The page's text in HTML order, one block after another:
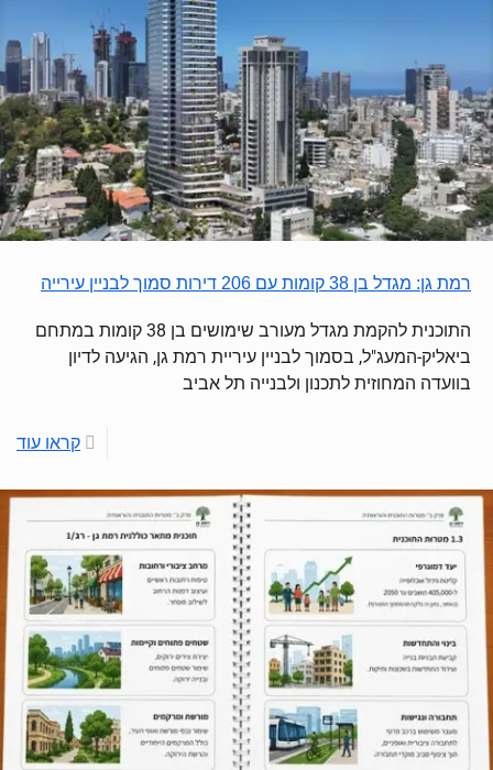
רמת גן: מגדל בן 38 קומות עם 206 דירות סמוך לבניין עירייה
התוכנית להקמת מגדל מעורב שימושים בן 38 קומות במתחם
ביאליק-המעג"ל, בסמוך לבניין עיריית רמת גן, הגיעה לדיון
בוועדה המחוזית לתכנון ולבנייה תל אביב
קראו עוד